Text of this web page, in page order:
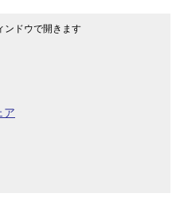
ンドウで開きます
ア